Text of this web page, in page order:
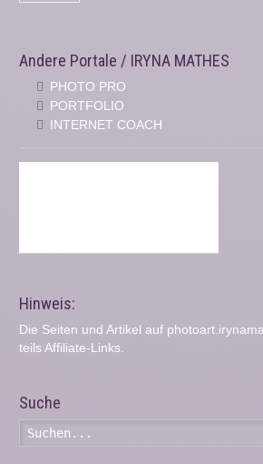
Andere Portale / IRYNA MATHES
PHOTO PRO
PORTFOLIO
INTERNET COACH
Hinweis:
Die Seiten und Artikel auf
teils Affiliate-Links.
Suche